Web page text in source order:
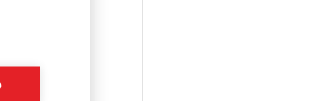
depósito y
americano